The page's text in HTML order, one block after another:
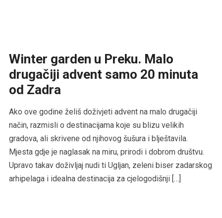
Winter garden u Preku. Malo
drugačiji advent samo 20 minuta
od Zadra
Ako ove godine želiš doživjeti advent na malo drugačiji
način, razmisli o destinacijama koje su blizu velikih
gradova, ali skrivene od njihovog šušura i blještavila.
Mjesta gdje je naglasak na miru, prirodi i dobrom društvu.
Upravo takav doživljaj nudi ti Ugljan, zeleni biser zadarskog
arhipelaga i idealna destinacija za cjelogodišnji […]